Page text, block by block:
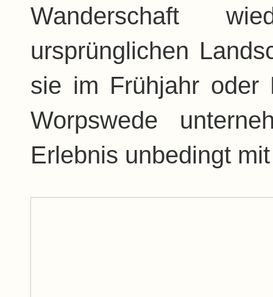
Wanderschaft
ursprünglichen
sie im Frühjahr oder
Worpswede
Erlebnis unbedingt